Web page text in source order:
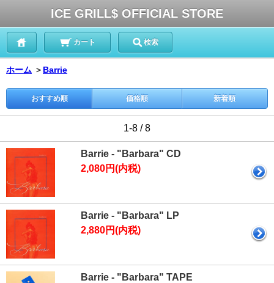
ICE GRILL$ OFFICIAL STORE
カート 検索
ホーム ＞ Barrie
おすすめ順 価格順 新着順
1-8 / 8
Barrie - "Barbara" CD
2,080円(内税)
Barrie - "Barbara" LP
2,880円(内税)
Barrie - "Barbara" TAPE